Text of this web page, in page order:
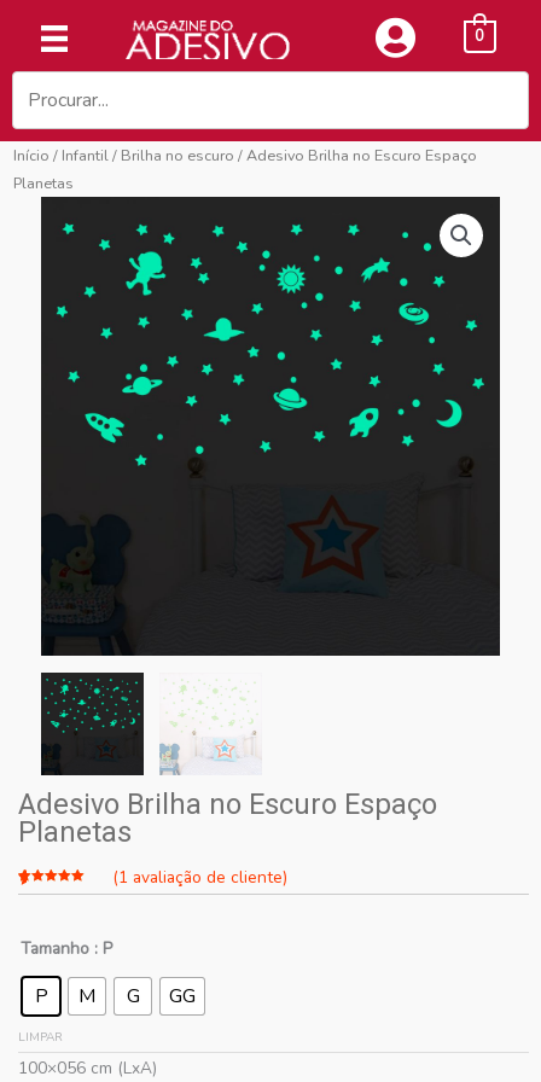
conteúdo
0
Início / Infantil/ Brilha no escuro / Adesivo Brilha no Escuro Espaço
Planetas
Adesivo Brilha no Escuro Espaço
Planetas
baseado
de cliente
(1 avaliação de cliente)
Tamanho : P
P M G GG
LIMPAR
100×056 cm (LxA)